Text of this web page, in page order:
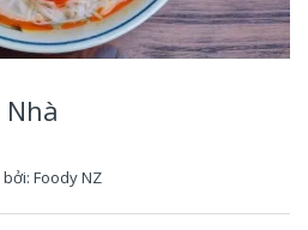
Muối, Đường
Gia Vị & Gia Vị
đồ chay
Nhà
Foody NZ